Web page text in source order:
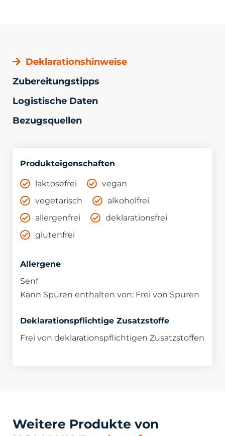
Deklarationshinweise
Zubereitungstipps
Logistische Daten
Bezugsquellen
Produkteigenschaften
laktosefrei
vegan
vegetarisch
alkoholfrei
allergenfrei
deklarationsfrei
glutenfrei
Allergene
Senf
Kann Spuren enthalten von: Frei von Spuren
Deklarationspflichtige Zusatzstoffe
Frei von deklarationspflichtigen Zusatzstoffen
Weitere Produkte von